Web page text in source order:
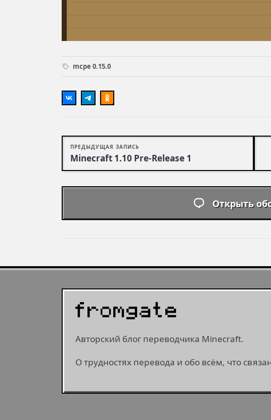
mcpe 0.15.0
ПРЕДЫДУЩАЯ ЗАПИСЬ
Minecraft 1.10 Pre-Release 1
Открыть
Авторский блог переводчика Minecraft.
О трудностях перевода и обо всём, что